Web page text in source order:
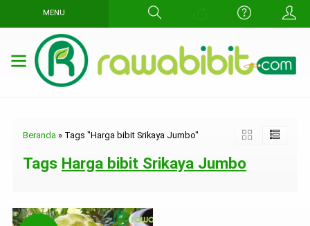
MENU
Beranda » Tags "Harga bibit Srikaya Jumbo"
Tags Harga bibit Srikaya Jumbo